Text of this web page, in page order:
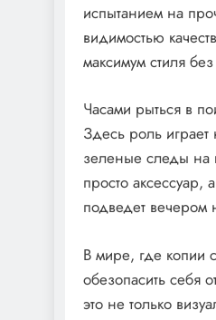
испытанием на
видимостью
максимум стиля
Часами рыться в
Здесь роль
зеленые следы на
просто
подведет вечером
В мире, где копии
обезопасить себя
это не только